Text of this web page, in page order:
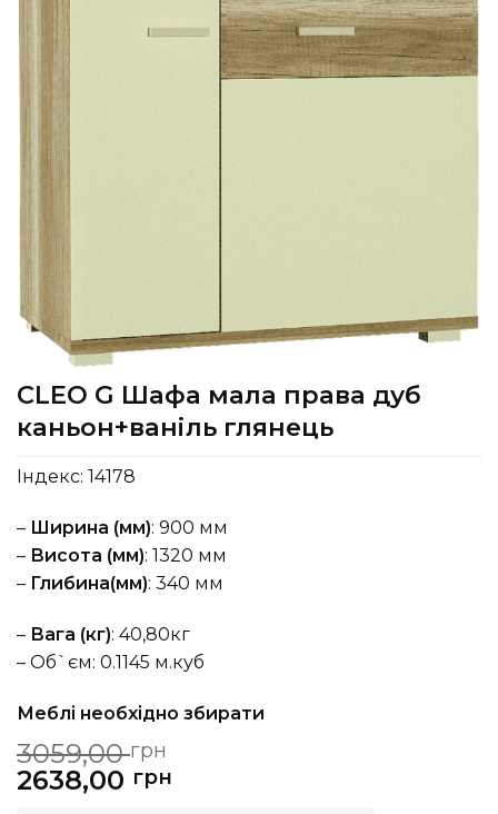
CLEO G Шафа мала права дуб
каньон+ваніль глянець
Індекс: 14178
– Ширина (мм): 900 мм
– Висота (мм): 1320 мм
– Глибина(мм): 340 мм
– Вага (кг): 40,80кг
– Об`єм: 0.1145 м.куб
Меблі необхідно збирати
3059,00грн
Оригінальна
ціна:
2638,00 грн
Поточна
ціна: